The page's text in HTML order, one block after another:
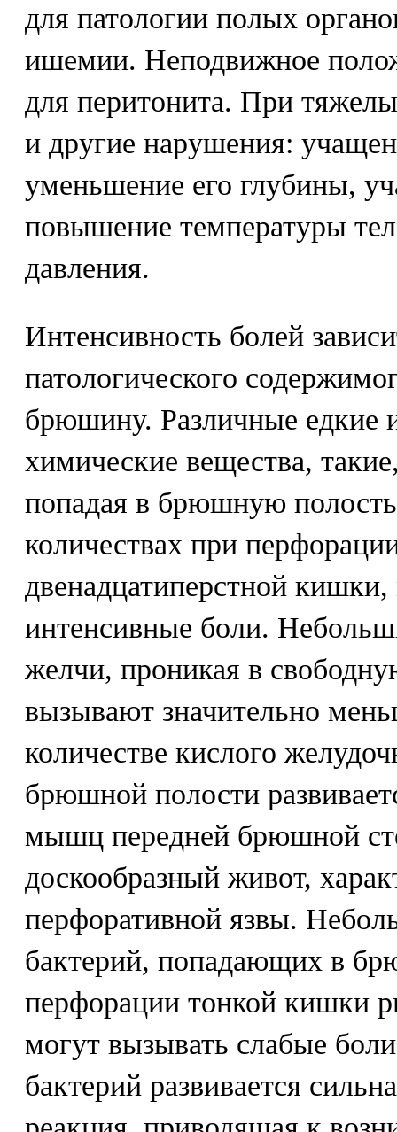
для патологии полых
ишемии. Неподвижное
для перитонита. При
и другие нарушения:
уменьшение его глубины,
повышение температуры
давления.
Интенсивность болей
патологического
брюшину. Различные едкие
химические вещества,
попадая в брюшную
количествах при
двенадцатиперстной
интенсивные боли.
желчи, проникая в
вызывают значительно
количестве кислого
брюшной полости
мышц передней брюшной
доскообразный живот,
перфоративной язвы.
бактерий, попадающих в
перфорации тонкой кишки
могут вызывать слабые
бактерий развивается